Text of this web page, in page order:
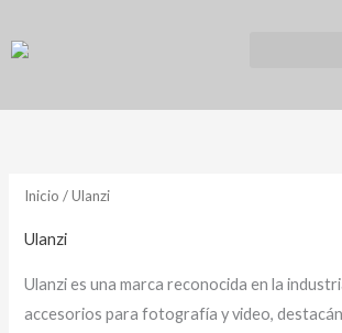
Inicio / Ulanzi
Ulanzi
Ulanzi es una marca reconocida en la
accesorios para fotografía y video,